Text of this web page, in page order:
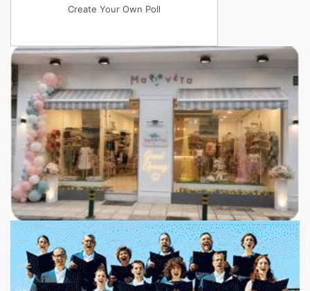
Create Your Own Poll